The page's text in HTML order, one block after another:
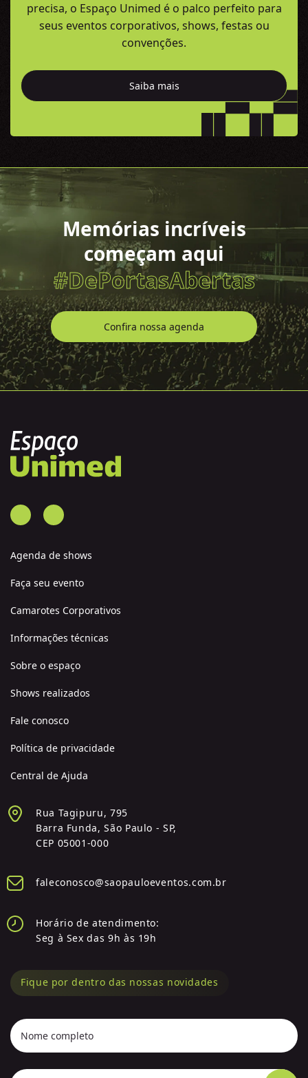
precisa, o Espaço Unimed é o palco perfeito para
seus eventos corporativos, shows, festas ou
convenções.
Saiba mais
Memórias incríveis
começam aqui
#DePortasAbertas
Confira nossa agenda
Agenda de shows
Faça seu evento
Camarotes Corporativos
Informações técnicas
Sobre o espaço
Shows realizados
Fale conosco
Política de privacidade
Central de Ajuda
Rua Tagipuru, 795
Barra Funda, São Paulo - SP,
CEP 05001-000
faleconosco@saopauloeventos.com.br
Horário de atendimento:
Seg à Sex das 9h às 19h
Fique por dentro das nossas novidades
Nome completo